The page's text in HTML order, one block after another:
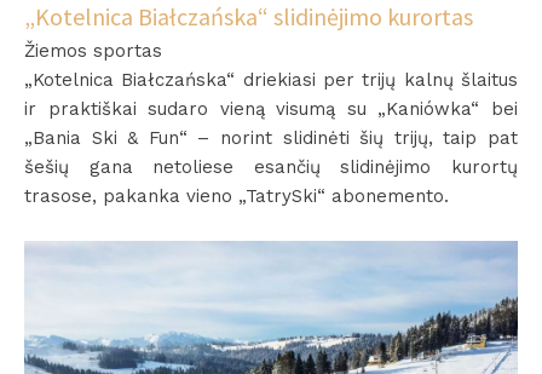
„Kotelnica Białczańska“ slidinėjimo kurortas
Žiemos sportas
„Kotelnica Białczańska“ driekiasi per trijų kalnų šlaitus
ir praktiškai sudaro vieną visumą su „Kaniówka“ bei
„Bania Ski & Fun“ – norint slidinėti šių trijų, taip pat
šešių gana netoliese esančių slidinėjimo kurortų
trasose, pakanka vieno „TatrySki“ abonemento.